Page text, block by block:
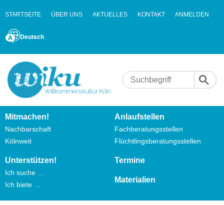
STARTSEITE ÜBER UNS AKTUELLES KONTAKT ANMELDEN
Deutsch
Mitmachen!
Nachbarschaft
Kölnweit
Anlaufstellen
Fachberatungsstellen
Flüchtlingsberatungsstellen
Unterstützen!
Ich suche …
Ich biete …
Termine
Materialien